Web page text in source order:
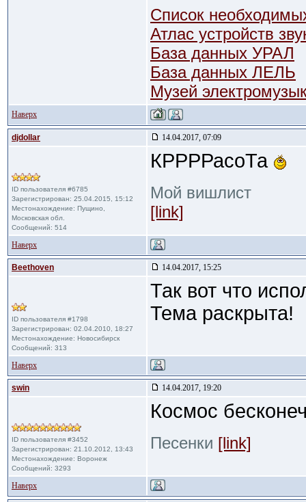
Список
Атлас устройств
База данных УРАЛ
База данных ЛЕЛЬ
Музей
Наверх
djdollar 14.04.2017, 07:09
ID пользователя #6785
Зарегистрирован: 25.04.2015, 15:12
Местонахождение: Пущино,
Московская обл.
Сообщений: 514
КРРРРасоТа
Мой вишлист
[link]
Наверх
Beethoven 14.04.2017, 15:25
ID пользователя #1798
Зарегистрирован: 02.04.2010, 18:27
Местонахождение: Новосибирск
Сообщений: 313
Так вот что
Тема раскрыта!
Наверх
swin 14.04.2017, 19:20
ID пользователя #3452
Зарегистрирован: 21.10.2012, 13:43
Местонахождение: Воронеж
Сообщений: 3293
Космос
Песенки [link]
Наверх